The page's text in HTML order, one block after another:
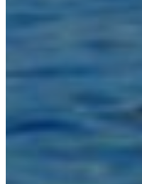
Con
Acerca De